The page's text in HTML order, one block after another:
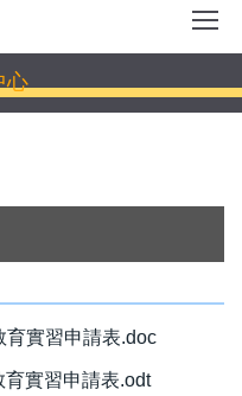
心
育實習申請表.doc
實習申請表.odt